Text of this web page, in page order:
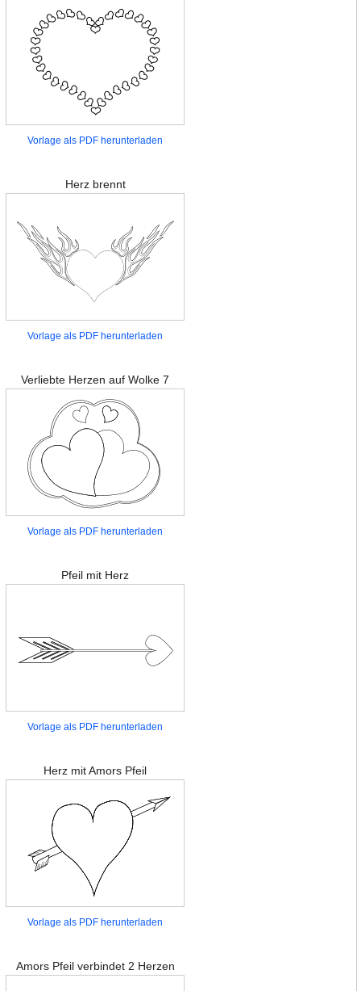
Vorlage als PDF herunterladen
Herz brennt
Vorlage als PDF herunterladen
Verliebte Herzen auf Wolke 7
Vorlage als PDF herunterladen
Pfeil mit Herz
Vorlage als PDF herunterladen
Herz mit Amors Pfeil
Vorlage als PDF herunterladen
Amors Pfeil verbindet 2 Herzen